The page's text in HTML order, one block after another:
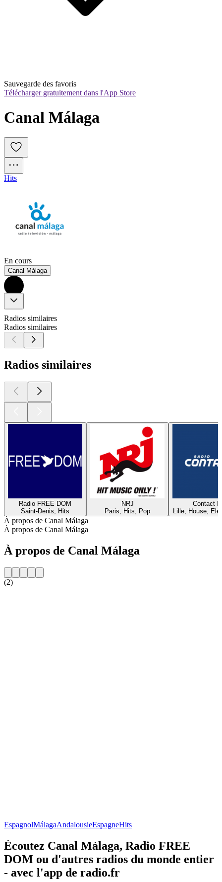
Sauvegarde des favoris
Télécharger gratuitement dans l'App Store
Canal Málaga
Hits
En cours
Canal Málaga
Radios similaires
Radios similaires
Radios similaires
Radio FREE DOM
Saint-Denis, Hits
NRJ
Paris, Hits, Pop
Contact
Lille, House,
À propos de Canal Málaga
À propos de Canal Málaga
À propos de Canal Málaga
(2)
EspagnolMálagaAndalousieEspagneHits
Écoutez Canal Málaga, Radio FREE
DOM ou d'autres radios du monde entier
- avec l'app de radio.fr